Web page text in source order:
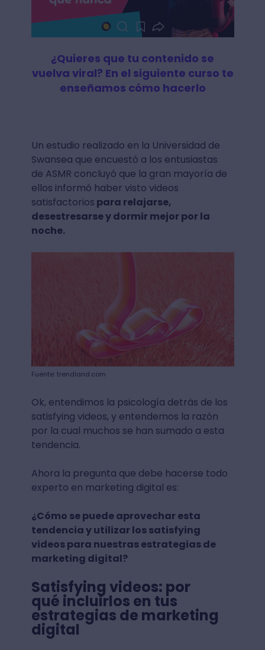
¿Quieres que tu contenido se
vuelva viral? En el siguiente curso te
enseñamos cómo hacerlo
Un estudio realizado en la Universidad de
Swansea que encuestó a los entusiastas
de ASMR concluyó que la gran mayoría de
ellos informó haber visto videos
satisfactorios para relajarse,
desestresarse y dormir mejor por la
noche.
Fuente: trendland.com
Ok, entendimos la psicología detrás de los
satisfying videos, y entendemos la razón
por la cual muchos se han sumado a esta
tendencia.
Ahora la pregunta que debe hacerse todo
experto en marketing digital es:
¿Cómo se puede aprovechar esta
tendencia y utilizar los satisfying
videos para nuestras estrategias de
marketing digital?
Satisfying videos: por
qué incluirlos en tus
estrategias de marketing
digital